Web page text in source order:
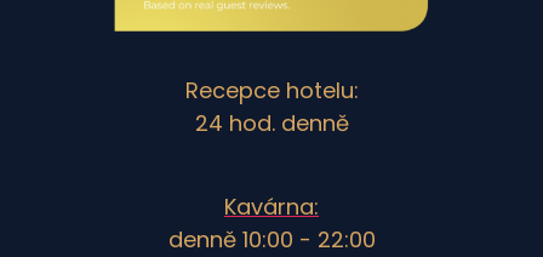
Recepce hotelu:
24 hod. denně
Kavárna:
denně 10:00 - 22:00